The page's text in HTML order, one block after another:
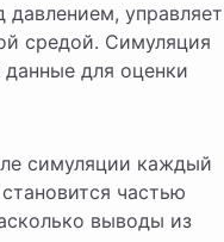
давлением, управляет
средой. Симуляция
для оценки
симуляции каждый
частью
выводы из